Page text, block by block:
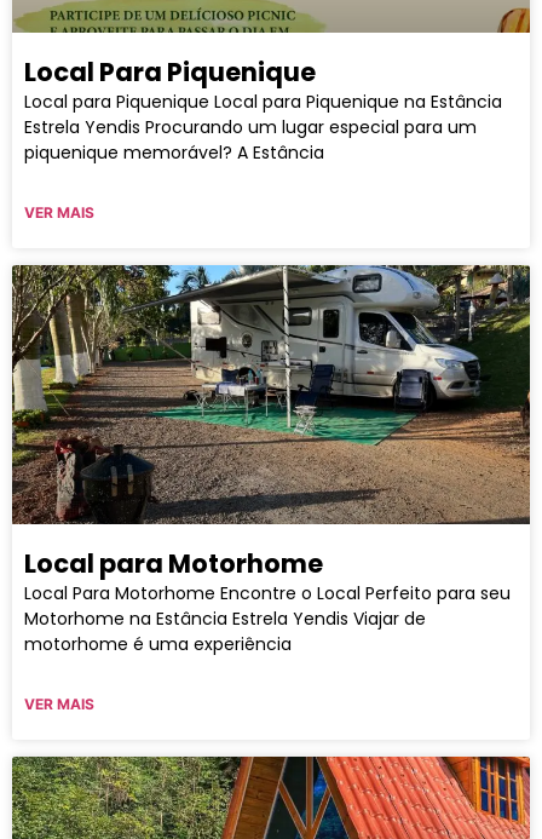
Local Para Piquenique
Local para Piquenique Local para Piquenique na Estância
Estrela Yendis Procurando um lugar especial para um
piquenique memorável? A Estância
VER MAIS
Local para Motorhome
Local Para Motorhome Encontre o Local Perfeito para seu
Motorhome na Estância Estrela Yendis Viajar de
motorhome é uma experiência
VER MAIS